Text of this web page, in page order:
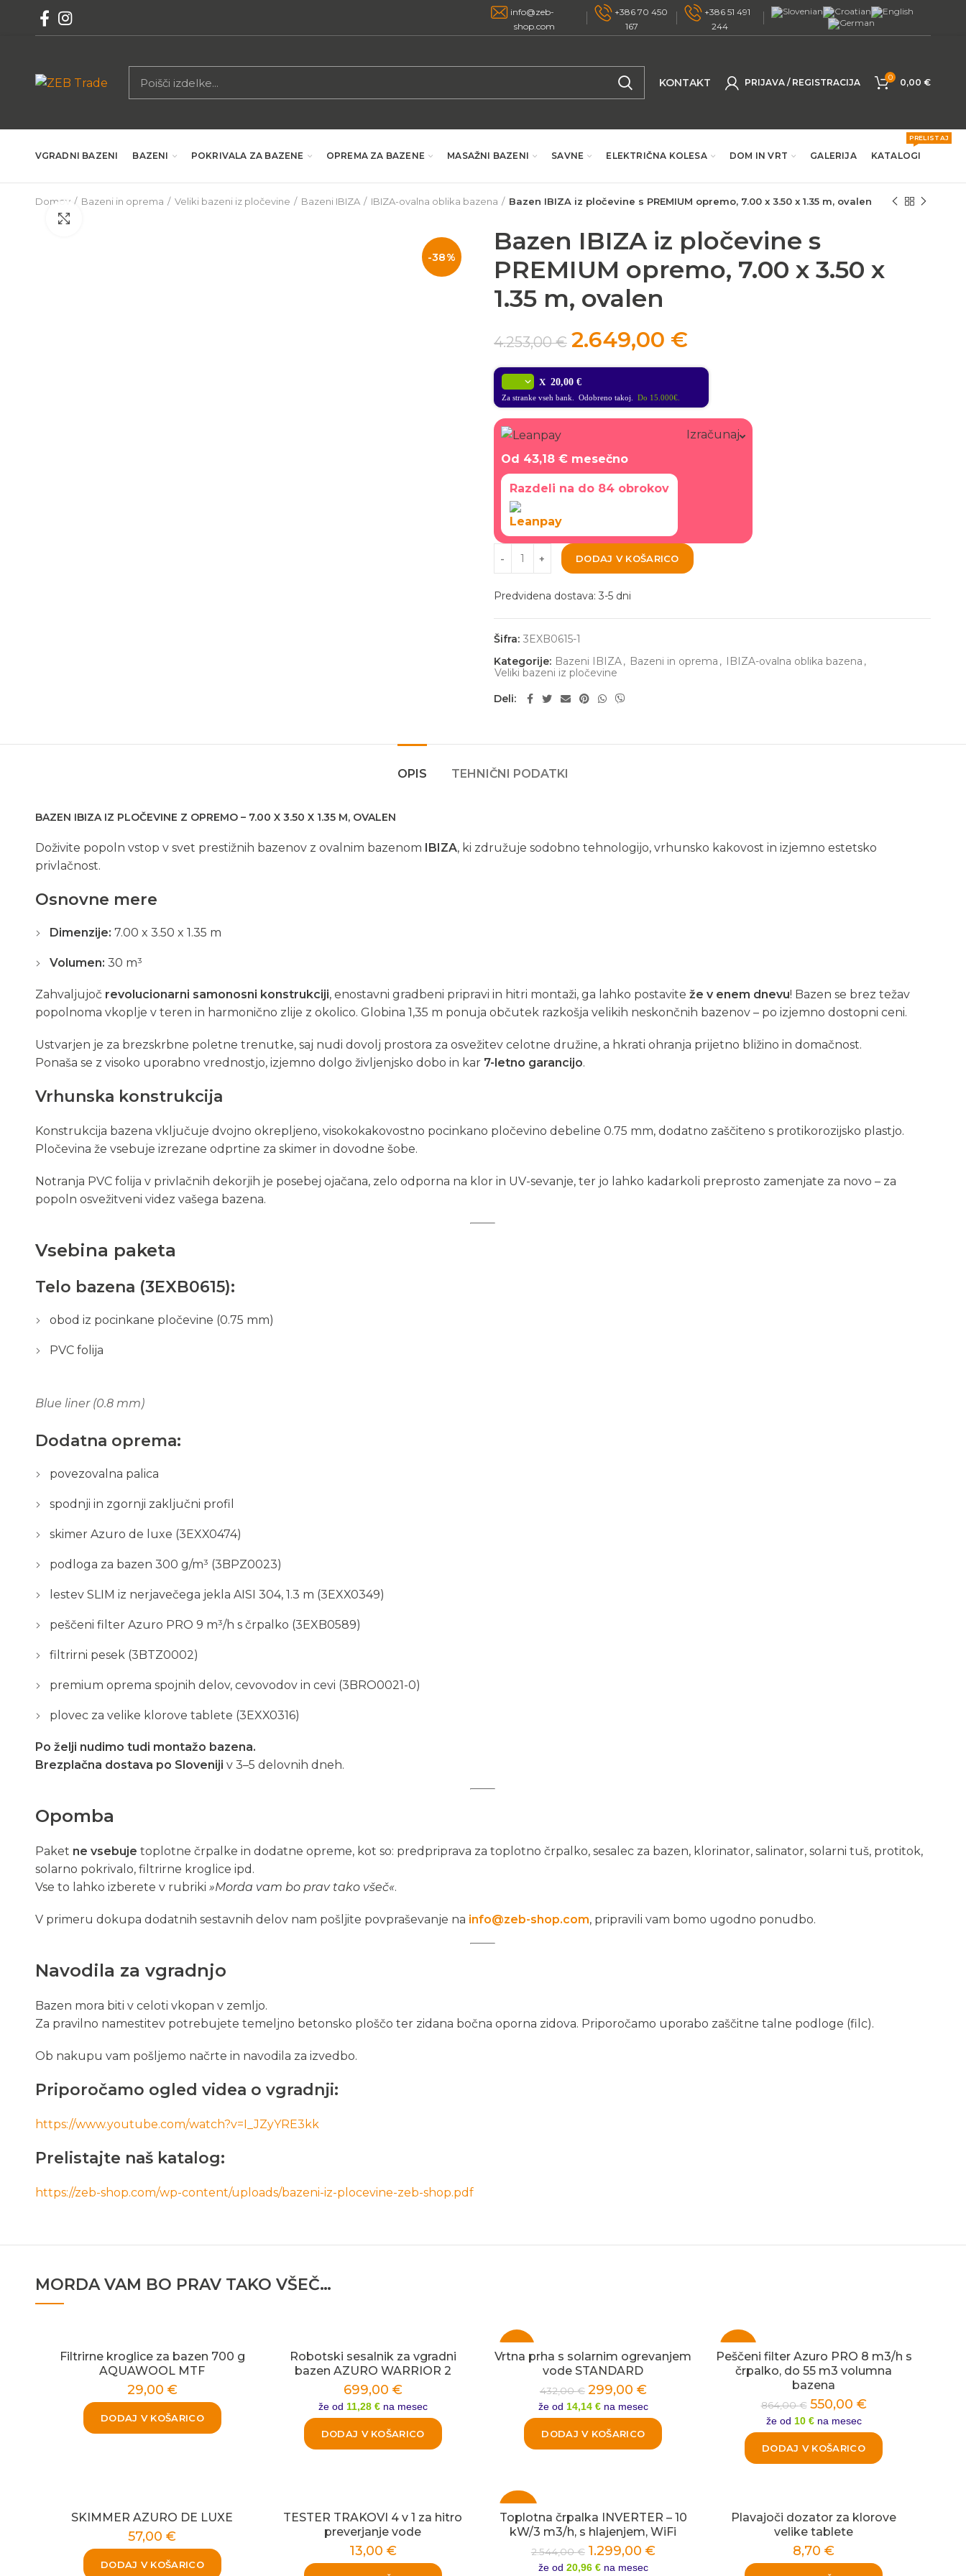
info@zeb-
shop.com
+386 70 450
167
+386 51 491
244
KONTAKT PRIJAVA / REGISTRACIJA 0 0,00€
VGRADNI BAZENI BAZENI POKRIVALA ZA BAZENE OPREMA ZA BAZENE MASAŽNI BAZENI SAVNE ELEKTRIČNA KOLESA DOM IN VRT GALERIJA KATALOGI
PRELISTAJ
Domov Bazeni in oprema Veliki bazeni iz pločevine Bazeni IBIZA IBIZA-ovalna oblika bazena Bazen IBIZA iz pločevine s PREMIUM opremo, 7.00 x 3.50 x 1.35 m, ovalen
-38%
Bazen IBIZA iz pločevine s
PREMIUM opremo, 7.00 x 3.50 x
1.35 m, ovalen
4.253,00€ 2.649,00 €
X 20,00 €
Za stranke vseh bank. Odobreno takoj. Do 15.000€.
Od 43,18 €mesečno
Razdeli na do 84 obrokov
Izračunaj
DODAJ V KOŠARICO
Predvidena dostava: 3-5 dni
Šifra: 3EXB0615-1
Kategorije: Bazeni IBIZA, Bazeni in oprema , IBIZA-ovalna oblika bazena ,
Veliki bazeni iz pločevine
Deli
OPIS TEHNIČNI PODATKI
BAZEN IBIZA IZ PLOČEVINE Z OPREMO – 7.00 X 3.50 X 1.35 M, OVALEN
Doživite popoln vstop v svet prestižnih bazenov z ovalnim bazenom IBIZA, ki združuje sodobno tehnologijo, vrhunsko kakovost in izjemno estetsko
privlačnost.
Osnovne mere
Dimenzije: 7.00 x 3.50 x 1.35 m
Volumen: 30 m³
Zahvaljujoč revolucionarni samonosni konstrukciji, enostavni gradbeni pripravi in hitri montaži, ga lahko postavite že v enem dnevu! Bazen se brez težav
popolnoma vkoplje v teren in harmonično zlije z okolico. Globina 1,35 m ponuja občutek razkošja velikih neskončnih bazenov – po izjemno dostopni ceni.
Ustvarjen je za brezskrbne poletne trenutke, saj nudi dovolj prostora za osvežitev celotne družine, a hkrati ohranja prijetno bližino in domačnost.
Ponaša se z visoko uporabno vrednostjo, izjemno dolgo življenjsko dobo in kar 7-letno garancijo.
Vrhunska konstrukcija
Konstrukcija bazena vključuje dvojno okrepljeno, visokokakovostno pocinkano pločevino debeline 0.75 mm, dodatno zaščiteno s protikorozijsko plastjo.
Pločevina že vsebuje izrezane odprtine za skimer in dovodne šobe.
Notranja PVC folija v privlačnih dekorjih je posebej ojačana, zelo odporna na klor in UV-sevanje, ter jo lahko kadarkoli preprosto zamenjate za novo – za
popoln osvežitveni videz vašega bazena.
Vsebina paketa
Telo bazena (3EXB0615):
obod iz pocinkane pločevine (0.75 mm)
PVC folija
Blue liner (0.8 mm)
Dodatna oprema:
povezovalna palica
spodnji in zgornji zaključni profil
skimer Azuro de luxe (3EXX0474)
podloga za bazen 300 g/m³ (3BPZ0023)
lestev SLIM iz nerjavečega jekla AISI 304, 1.3 m (3EXX0349)
peščeni filter Azuro PRO 9 m³/h s črpalko (3EXB0589)
filtrirni pesek (3BTZ0002)
premium oprema spojnih delov, cevovodov in cevi (3BRO0021-0)
plovec za velike klorove tablete (3EXX0316)
Po želji nudimo tudi montažo bazena.
Brezplačna dostava po Sloveniji v 3–5 delovnih dneh.
Opomba
Paket ne vsebuje toplotne črpalke in dodatne opreme, kot so: predpriprava za toplotno črpalko, sesalec za bazen, klorinator, salinator, solarni tuš, protitok,
solarno pokrivalo, filtrirne kroglice ipd.
Vse to lahko izberete v rubriki »Morda vam bo prav tako všeč«.
V primeru dokupa dodatnih sestavnih delov nam pošljite povpraševanje na info@zeb-shop.com, pripravili vam bomo ugodno ponudbo.
Navodila za vgradnjo
Bazen mora biti v celoti vkopan v zemljo.
Za pravilno namestitev potrebujete temeljno betonsko ploščo ter zidana bočna oporna zidova. Priporočamo uporabo zaščitne talne podloge (filc).
Ob nakupu vam pošljemo načrte in navodila za izvedbo.
Priporočamo ogled videa o vgradnji:
https://www.youtube.com/watch?v=I_JZyYRE3kk
Prelistajte naš katalog:
https://zeb-shop.com/wp-content/uploads/bazeni-iz-plocevine-zeb-shop.pdf
MORDA VAM BO PRAV TAKO VŠEČ…
Filtrirne kroglice za bazen 700 g
AQUAWOOL MTF
29,00 €
DODAJ V KOŠARICO
Robotski sesalnik za vgradni
bazen AZURO WARRIOR 2
699,00 €
že od 11,28 €na mesec
DODAJ V KOŠARICO
Vrtna prha s solarnim ogrevanjem
vode STANDARD
432,00€ 299,00 €
že od 14,14 €na mesec
DODAJ V KOŠARICO
Peščeni filter Azuro PRO 8 m3/h s
črpalko, do 55 m3 volumna
bazena
864,00€ 550,00 €
že od 10 €na mesec
DODAJ V KOŠARICO
SKIMMER AZURO DE LUXE
57,00€
DODAJ V KOŠARICO
TESTER TRAKOVI 4 v 1 za hitro
preverjanje vode
13,00 €
Toplotna črpalka INVERTER – 10
kW/3 m3/h, s hlajenjem, WiFi
2.544,00€ 1.299,00 €
že od 20,96 €na mesec
Plavajoči dozator za klorove
velike tablete
8,70 €